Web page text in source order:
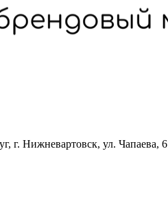
г. Нижневартовск, ул. Чапаева, 6